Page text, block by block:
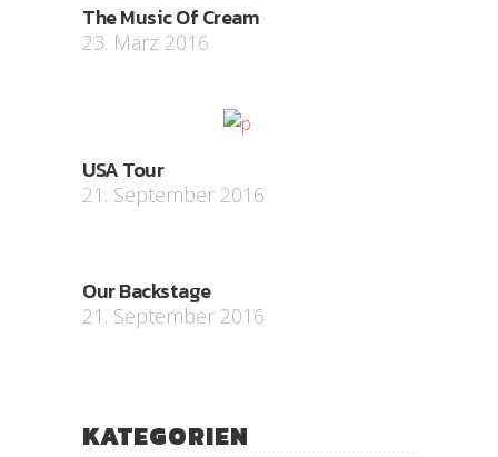
The Music Of Cream
23. März 2016
USA Tour
21. September 2016
Our Backstage
21. September 2016
KATEGORIEN